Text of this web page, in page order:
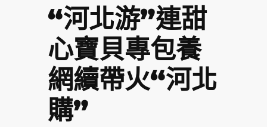
“河北游”連甜
心寶貝專包養
網續帶火“河北
購”